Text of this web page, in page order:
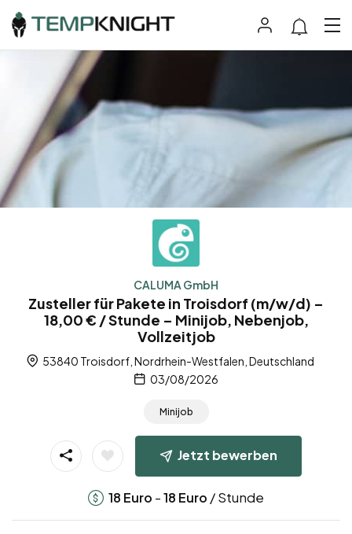
CALUMA GmbH
Zusteller für Pakete in Troisdorf (m/w/d) –
18,00 € / Stunde – Minijob, Nebenjob,
Vollzeitjob
53840 Troisdorf, Nordrhein-Westfalen, Deutschland
03/08/2026
Minijob
Jetzt bewerben
18 Euro -18 Euro / Stunde